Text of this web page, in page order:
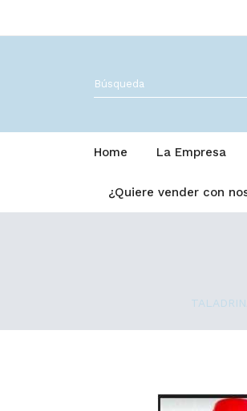
Home La Empresa
¿Quiere vender con